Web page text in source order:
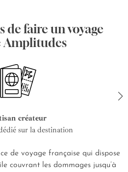
de faire un voyage
Amplitudes
créateur
sur la destination
de voyage française qui dispose
couvrant les dommages jusqu’à